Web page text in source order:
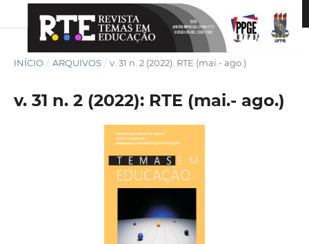
INÍCIO / ARQUIVOS / v. 31 n. 2 (2022): RTE (mai.- ago.)
v. 31 n. 2 (2022): RTE (mai.- ago.)